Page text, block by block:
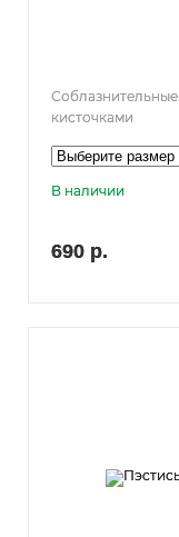
кисточками
В наличии
690 р.